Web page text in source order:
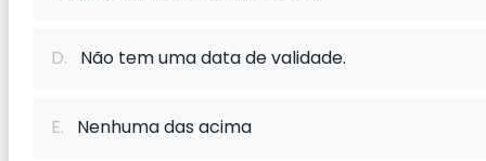
D. Não tem uma data de validade.
E. Nenhuma das acima